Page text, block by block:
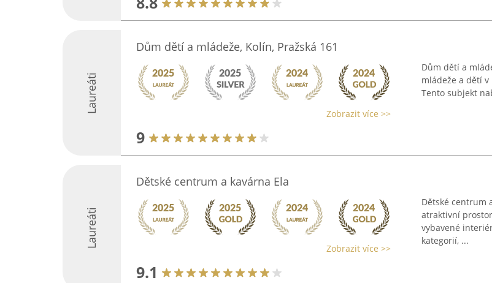
Laureáti
Dům dětí a mládeže, Kolín, Pražská 161
Zobrazit více >>
9
Dům dětí a
mládeže a dětí
Tento subjekt
Laureáti
Dětské centrum a kavárna Ela
Zobrazit více >>
9.1
Dětské centrum
atraktivní
vybavené
kategorií, ...